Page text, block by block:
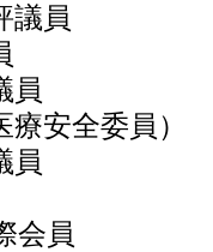
議員
員
安全委員）
員
会員